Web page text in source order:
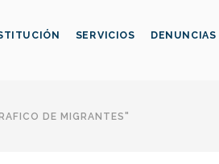
SERVICIOS DENUNCIAS
DE MIGRANTES"